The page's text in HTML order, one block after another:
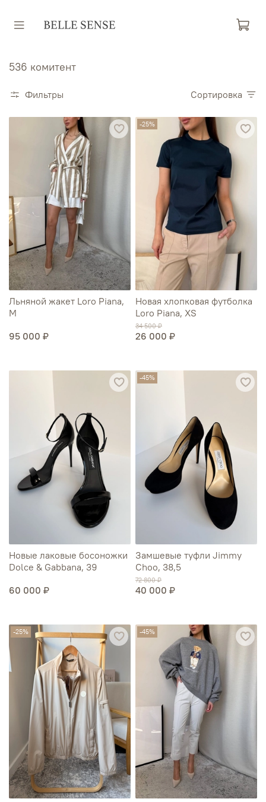
536 комитент
Фильтры Сортировка
Льняной жакет Loro Piana,
M
95 000 ₽
-25%
Новая хлопковая футболка
Loro Piana, XS
34 500 ₽
26 000 ₽
Новые лаковые босоножки
Dolce & Gabbana, 39
60 000 ₽
-45%
Замшевые туфли Jimmy
Choo, 38,5
72 800 ₽
40 000 ₽
-25% -45%